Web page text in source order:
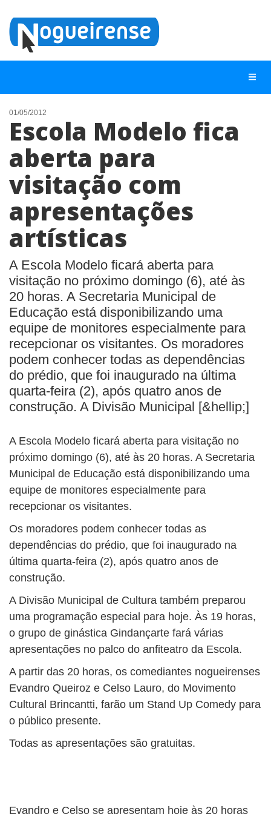
NOTÍCIAS
LISTA DIGITAL
TELEFONES ÚTEIS
CONTATO
ANUNCIE
BUSCAR
01/05/2012
Escola Modelo fica
aberta para
visitação com
apresentações
artísticas
A Escola Modelo ficará aberta para
visitação no próximo domingo (6), até às
20 horas. A Secretaria Municipal de
Educação está disponibilizando uma
equipe de monitores especialmente para
recepcionar os visitantes. Os moradores
podem conhecer todas as dependências
do prédio, que foi inaugurado na última
quarta-feira (2), após quatro anos de
construção. A Divisão Municipal [&hellip;]
A Escola Modelo ficará aberta para visitação no
próximo domingo (6), até às 20 horas. A Secretaria
Municipal de Educação está disponibilizando uma
equipe de monitores especialmente para
recepcionar os visitantes.
Os moradores podem conhecer todas as
dependências do prédio, que foi inaugurado na
última quarta-feira (2), após quatro anos de
construção.
A Divisão Municipal de Cultura também preparou
uma programação especial para hoje. Às 19 horas,
o grupo de ginástica Gindançarte fará várias
apresentações no palco do anfiteatro da Escola.
A partir das 20 horas, os comediantes nogueirenses
Evandro Queiroz e Celso Lauro, do Movimento
Cultural Brincantti, farão um Stand Up Comedy para
o público presente.
Todas as apresentações são gratuitas.
Evandro e Celso se apresentam hoje às 20 horas